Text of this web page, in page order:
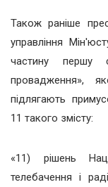
Також раніше
управління
частину першу
провадження»,
підлягають
11 такого змісту:
«11) рішень
телебачення і